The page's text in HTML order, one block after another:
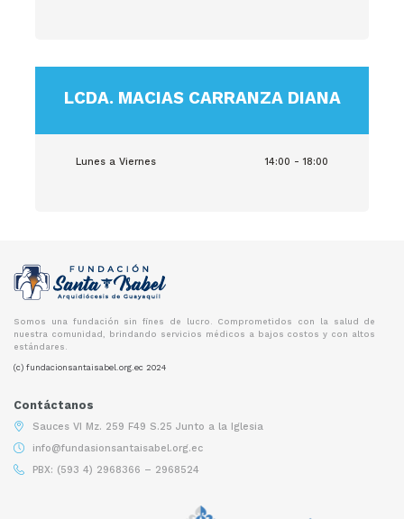
LCDA. MACIAS CARRANZA DIANA
Lunes a Viernes 14:00 - 18:00
Somos una fundación sin fines de lucro. Comprometidos con la salud de
nuestra comunidad, brindando servicios médicos a bajos costos y con altos
estándares.
(c) fundacionsantaisabel.org.ec 2024
Contáctanos
Sauces VI Mz. 259 F49 S.25 Junto a la Iglesia
info@fundasionsantaisabel.org.ec
PBX: (593 4) 2968366 – 2968524